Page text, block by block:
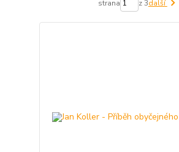
strana z 3další